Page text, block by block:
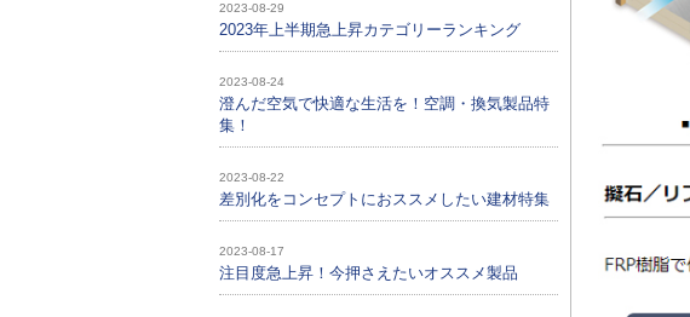
2023-08-29
2023年上半期急上昇カテゴリーランキング
2023-08-24
澄んだ空気で快適な生活を！空調・換気製品特
集！
2023-08-22
差別化をコンセプトにおススメしたい建材特集
2023-08-17
注目度急上昇！今押さえたいオススメ製品